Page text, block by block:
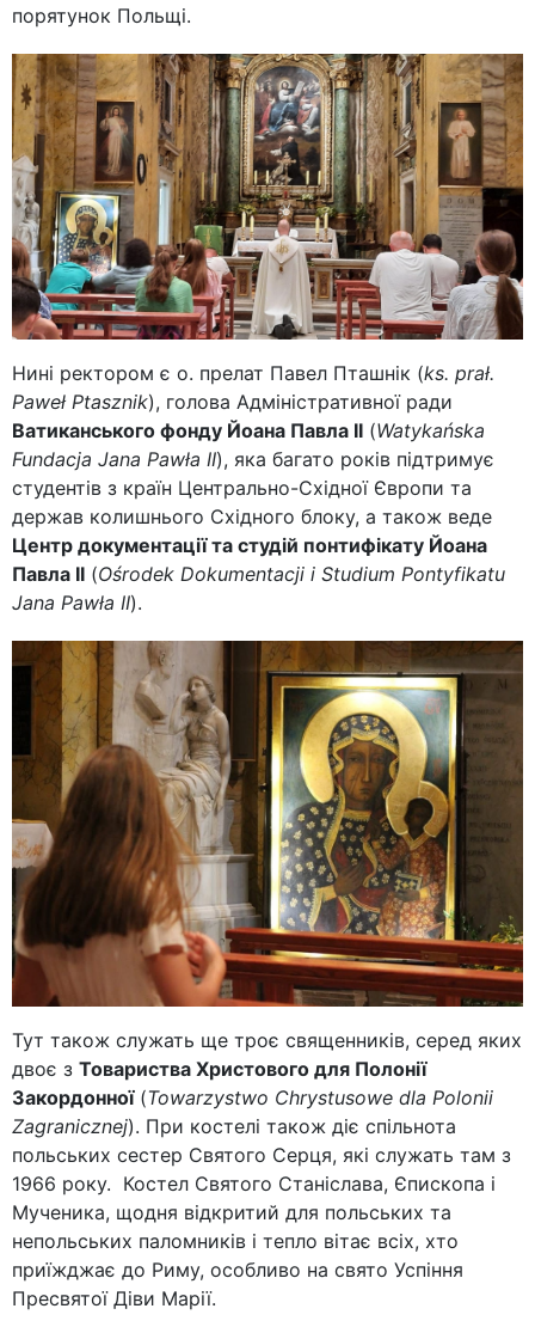
порятунок Польщі.
Нині ректором є о. прелат Павел Пташнік (ks. prał.
Paweł Ptasznik), голова Адміністративної ради
Ватиканського фонду Йоана Павла ІІ (Watykańska
Fundacja Jana Pawła II), яка багато років підтримує
студентів з країн Центрально-Східної Європи та
держав колишнього Східного блоку, а також веде
Центр документації та студій понтифікату Йоана
Павла ІІ (Ośrodek Dokumentacji i Studium Pontyfikatu
Jana Pawła II).
Тут також служать ще троє священників, серед яких
двоє з Товариства Христового для Полонії
Закордонної(Towarzystwo Chrystusowe dla Polonii
Zagranicznej). При костелі також діє спільнота
польських сестер Святого Серця, які служать там з
1966 року. Костел Святого Станіслава, Єпископа і
Мученика, щодня відкритий для польських та
непольських паломників і тепло вітає всіх, хто
приїжджає до Риму, особливо на свято Успіння
Пресвятої Діви Марії.